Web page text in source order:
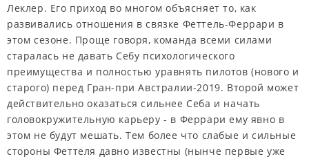
Леклер. Его приход во многом объясняет то, как
развивались отношения в связке Феттель-Феррари в
этом сезоне. Проще говоря, команда всеми силами
старалась не давать Себу психологического
преимущества и полностью уравнять пилотов (нового и
старого) перед Гран-при Австралии-2019. Второй может
действительно оказаться сильнее Себа и начать
головокружительную карьеру - в Феррари ему явно в
этом не будут мешать. Тем более что слабые и сильные
стороны Феттеля давно известны (нынче первые уже